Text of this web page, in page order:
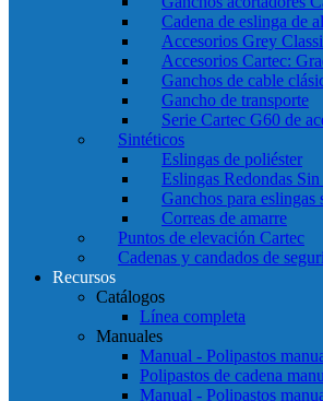
Cadena de eslinga de
Accesorios Grey
Accesorios Cartec:
Ganchos de cable
Gancho de transporte
Serie Cartec G60 de
Sintéticos
Eslingas de poliéster
Eslingas Redondas
Ganchos para eslingas
Correas de amarre
Puntos de elevación Cartec
Cadenas y candados de
Recursos
Catálogos
Línea completa
Manuales
Manual - Polipastos
Polipastos de cadena
Manual - Polipastos